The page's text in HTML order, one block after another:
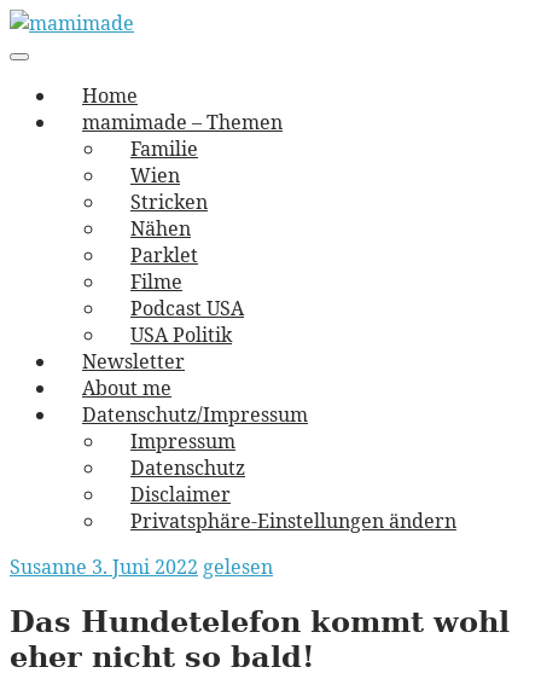
Skip
to
mamimade
vernäht und zugetextet
navigation
Menu
Home
mamimade – Themen
Familie
Wien
Stricken
Nähen
Parklet
Filme
Podcast USA
USA Politik
Newsletter
About me
Datenschutz/Impressum
Impressum
Datenschutz
Disclaimer
Privatsphäre-Einstellungen ändern
Susanne 3. Juni 2022 gelesen
Das Hundetelefon kommt wohl
eher nicht so bald!